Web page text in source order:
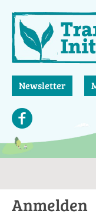
zum
Inhalt
Newsletter
Anmelden